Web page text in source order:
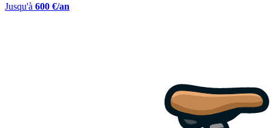
Jusqu'à 600 €/an